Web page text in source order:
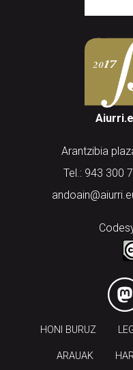
Arantzibia
Tel.: 943 300
HONI BURUZ
ARAUAK